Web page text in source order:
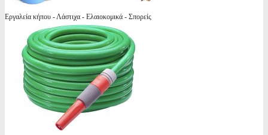
Εργαλεία κήπου - Λάστιχα - Ελαιοκομικά - Σπορείς